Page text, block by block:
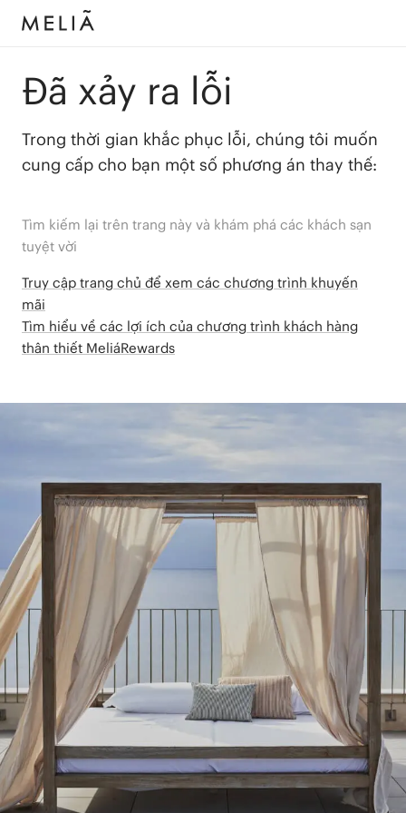
Đã xảy ra lỗi
Trong thời gian khắc phục lỗi, chúng tôi muốn
cung cấp cho bạn một số phương án thay thế:
Tìm kiếm lại trên trang này và khám phá các khách sạn
tuyệt vời
Truy cập trang chủ để xem các chương trình khuyến
mãi
Tìm hiểu về các lợi ích của chương trình khách hàng
thân thiết MeliáRewards